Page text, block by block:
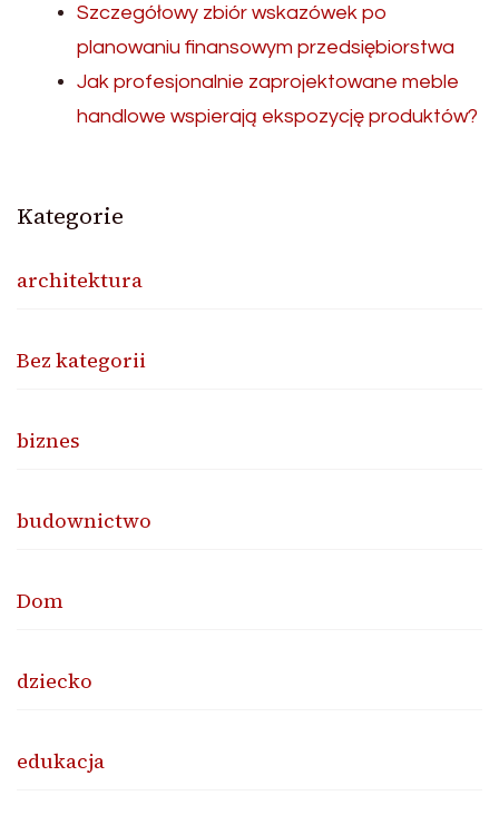
Szczegółowy zbiór wskazówek po
planowaniu finansowym przedsiębiorstwa
Jak profesjonalnie zaprojektowane meble
handlowe wspierają ekspozycję produktów?
Kategorie
architektura
Bez kategorii
biznes
budownictwo
Dom
dziecko
edukacja